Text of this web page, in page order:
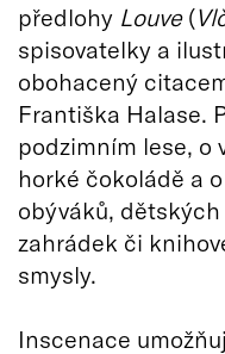
předlohy Louve(
spisovatelky a
obohacený
Františka Halase.
podzimním lese, o
horké čokoládě a
obýváků,
zahrádek či
smysly.
Inscenace